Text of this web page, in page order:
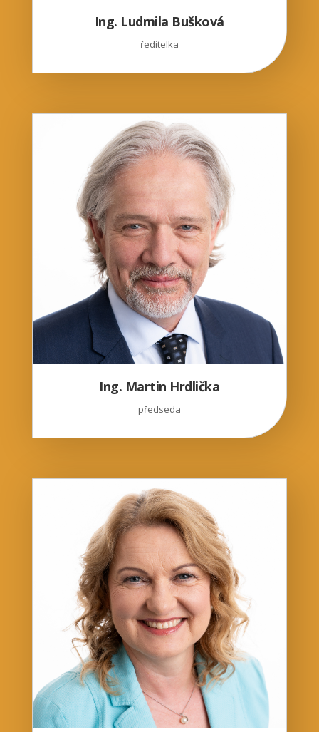
Ing. Ludmila Bušková
ředitelka
Ing. Martin Hrdlička
předseda